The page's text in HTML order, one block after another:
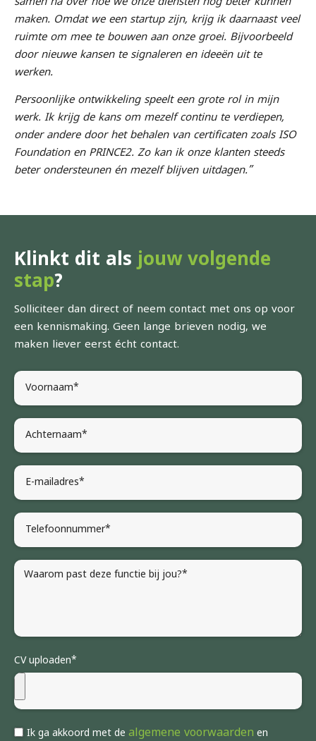
maken. Omdat we een startup zijn, krijg ik daarnaast veel
ruimte om mee te bouwen aan onze groei. Bijvoorbeeld
door nieuwe kansen te signaleren en ideeën uit te
werken.
Persoonlijke ontwikkeling speelt een grote rol in mijn
werk. Ik krijg de kans om mezelf continu te verdiepen,
onder andere door het behalen van certificaten zoals ISO
Foundation en PRINCE2. Zo kan ik onze klanten steeds
beter ondersteunen én mezelf blijven uitdagen.”
Klinkt dit alsjouw volgende
stap?
Solliciteer dan direct of neem contact met ons op voor
een kennismaking. Geen lange brieven nodig, we
maken liever eerst écht contact.
CV uploaden*
Ik ga akkoord met de algemene voorwaarden en